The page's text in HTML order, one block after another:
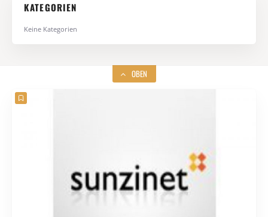
KATEGORIEN
Keine Kategorien
OBEN